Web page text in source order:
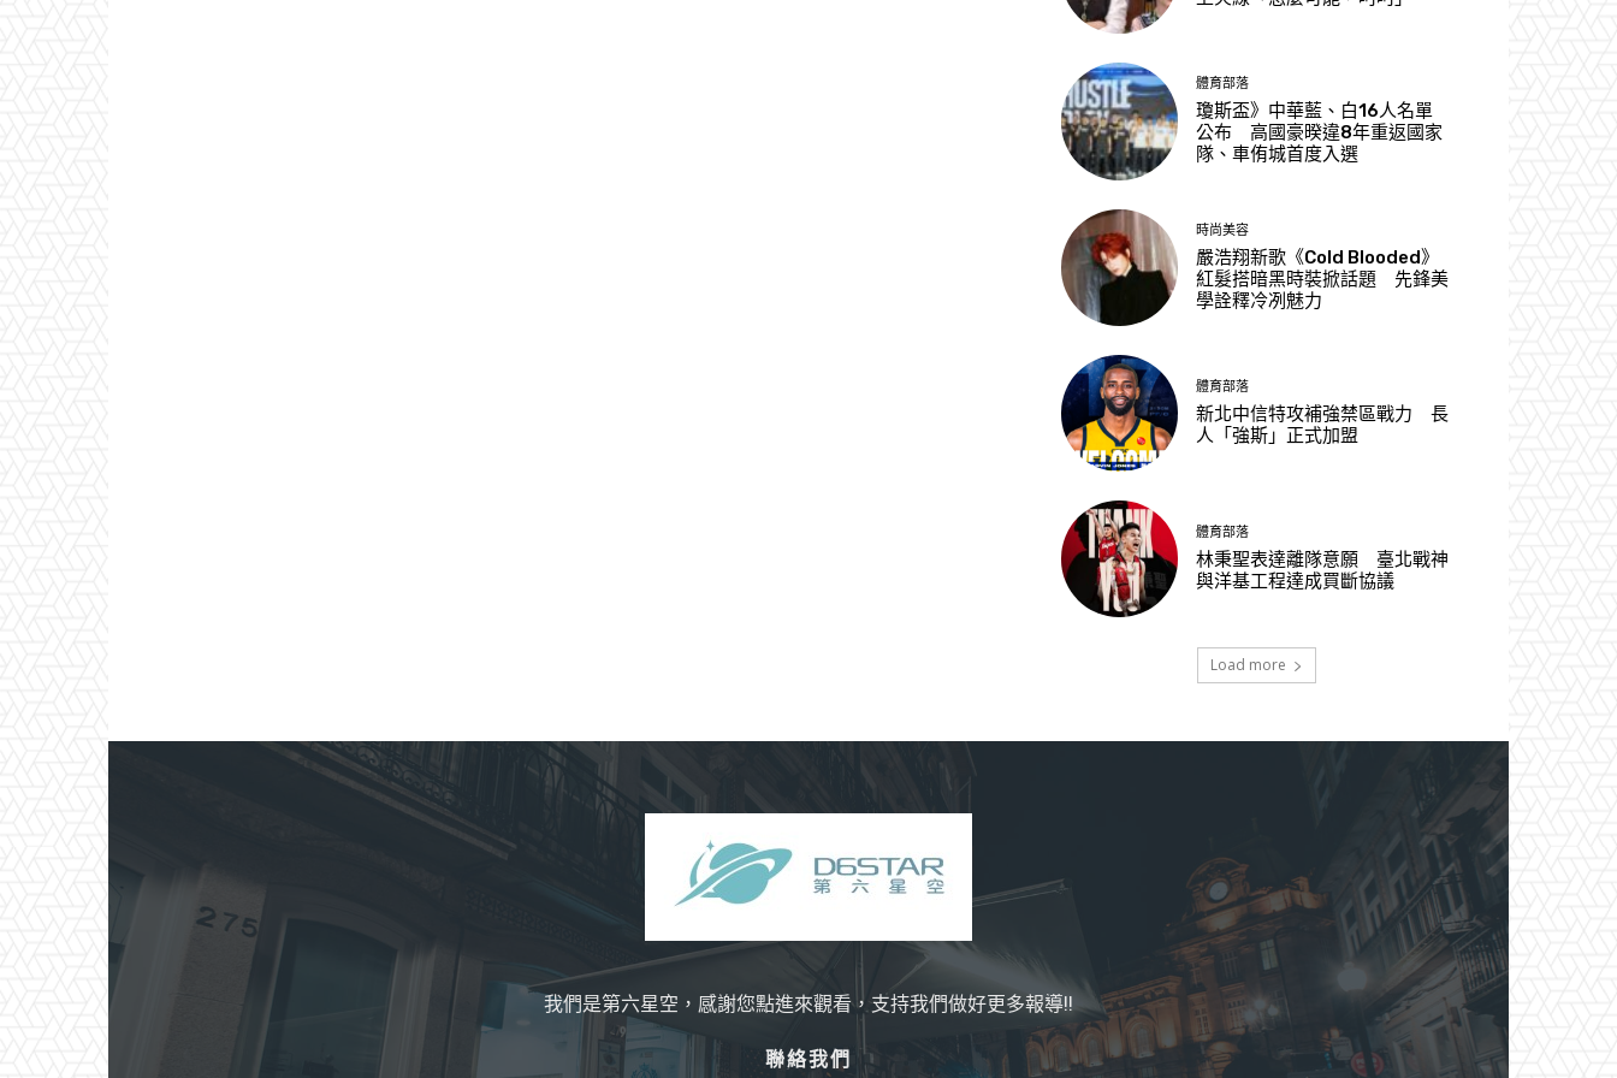
體育部落
瓊斯盃》中華藍、白16人名單
公布 高國豪暌違8年重返國家
隊、車侑城首度入選
時尚美容
嚴浩翔新歌《Cold Blooded》
紅髮搭暗黑時裝掀話題 先鋒美
學詮釋冷冽魅力
體育部落
新北中信特攻補強禁區戰力 長
人「強斯」正式加盟
體育部落
林秉聖表達離隊意願 臺北戰神
與洋基工程達成買斷協議
Load more
我們是第六星空，感謝您點進來觀看，支持我們做好更多報導!!
聯絡我們